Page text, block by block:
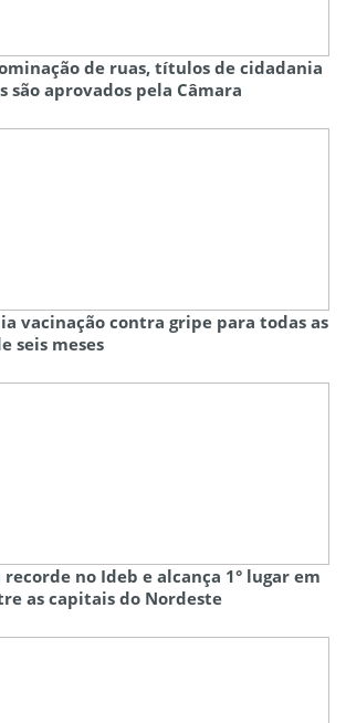
de ruas, títulos de cidadania
são aprovados pela Câmara
vacinação contra gripe para todas as
seis meses
no Ideb e alcança 1° lugar em
as capitais do Nordeste